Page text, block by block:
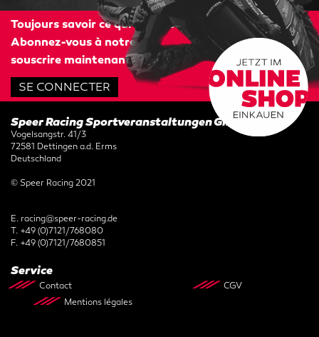
Toujours savoir ce qui se passe !
Abonnez-vous à notre
souscrire maintenant.
SE CONNECTER
Speer Racing Sportveranstaltungen GmbH
Vogelsangstr. 41/3
72581 Dettingen a.d. Erms
Deutschland
© Speer Racing 2021
E. racing@speer-racing.de
T. +49 (0)7121/768080
F. +49 (0)7121/7680851
Service
Contact
Mentions légales
CGV